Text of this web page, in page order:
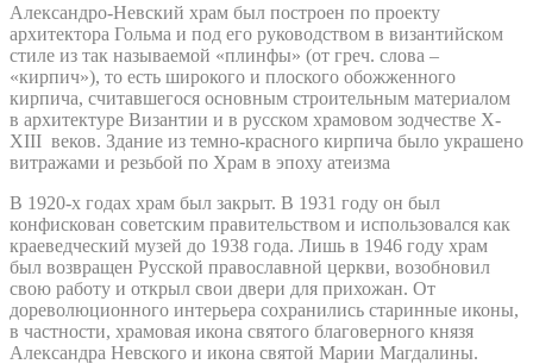
Александро-Невский храм был построен по проекту
архитектора Гольма и под его руководством в византийском
стиле из так называемой «плинфы» (от греч. слова –
«кирпич»), то есть широкого и плоского обожженного
кирпича, считавшегося основным строительным материалом
в архитектуре Византии и в русском храмовом зодчестве X-
XIII веков. Здание из темно-красного кирпича было украшено
витражами и резьбой по Храм в эпоху атеизма
В 1920-х годах храм был закрыт. В 1931 году он был
конфискован советским правительством и использовался как
краеведческий музей до 1938 года. Лишь в 1946 году храм
был возвращен Русской православной церкви, возобновил
свою работу и открыл свои двери для прихожан. От
дореволюционного интерьера сохранились старинные иконы,
в частности, храмовая икона святого благоверного князя
Александра Невского и икона святой Марии Магдалины.